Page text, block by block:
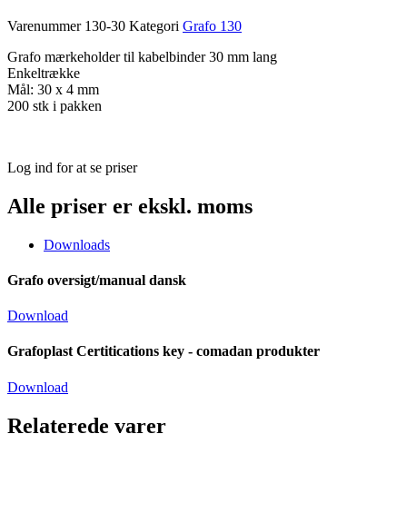
Varenummer 130-30 Kategori Grafo 130
Grafo mærkeholder til kabelbinder 30 mm lang
Enkeltrække
Mål: 30 x 4 mm
200 stk i pakken
Log ind for at se priser
Alle priser er ekskl. moms
Downloads
Grafo oversigt/manual dansk
Download
Grafoplast Certitications key - comadan produkter
Download
Relaterede varer